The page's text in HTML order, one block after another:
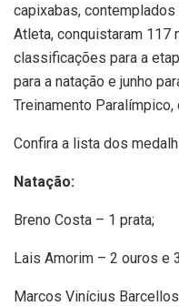
capixabas,
Atleta, conquistaram 117
classificações para a
para a natação e junho
Treinamento Paralímpico,
Confira a lista dos
Natação:
Breno Costa – 1 prata;
Lais Amorim – 2 ouros e
Marcos Vinícius